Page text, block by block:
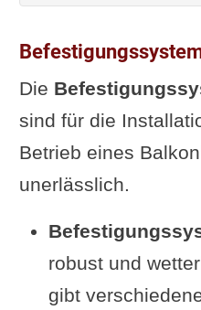
Die
sind für die
Betrieb eines
unerlässlich.
robust und
gibt